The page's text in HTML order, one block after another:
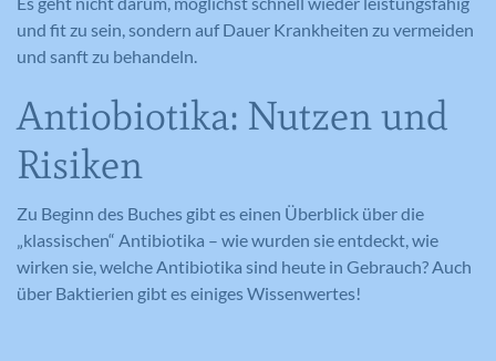
und fit zu sein, sondern auf Dauer Krankheiten zu vermeiden
und sanft zu behandeln.
Antiobiotika: Nutzen und
Risiken
Zu Beginn des Buches gibt es einen Überblick über die
„klassischen“ Antibiotika – wie wurden sie entdeckt, wie
wirken sie, welche Antibiotika sind heute in Gebrauch? Auch
über Baktierien gibt es einiges Wissenwertes!